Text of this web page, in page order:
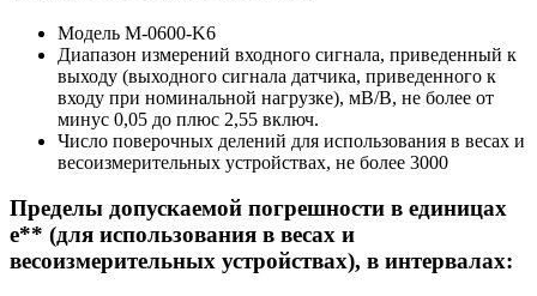
Модель M-0600-K6
Диапазон измерений входного сигнала, приведенный к
выходу (выходного сигнала датчика, приведенного к
входу при номинальной нагрузке), мВ/В, не более от
минус 0,05 до плюс 2,55 включ.
Число поверочных делений для использования в весах и
весоизмерительных устройствах, не более 3000
Пределы допускаемой погрешности в единицах
е** (для использования в весах и
весоизмерительных устройствах), в интервалах: